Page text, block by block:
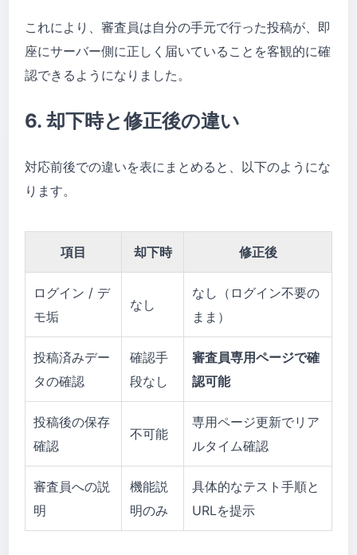
これにより、審査員は自分の手元で行った投稿が、即
座にサーバー側に正しく届いていることを客観的に確
認できるようになりました。
6. 却下時と修正後の違い
対応前後での違いを表にまとめると、以下のようにな
ります。
項目 却下時 修正後
ログイン / デ
モ垢
なし
なし（ログイン不要の
まま）
投稿済みデー
タの確認
確認手
段なし
審査員専用ページで確
認可能
投稿後の保存
確認
不可能
専用ページ更新でリア
ルタイム確認
審査員への説
明
機能説
明のみ
具体的なテスト手順と
URLを提示